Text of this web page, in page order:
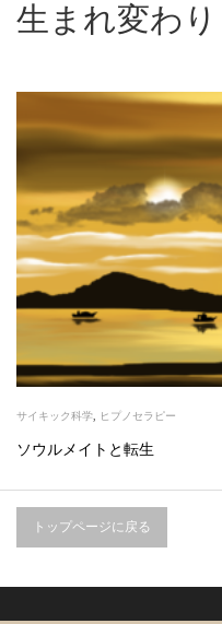
生まれ変わり
サイキック科学 ヒプノセラピー
ソウルメイトと転生
トップページに戻る